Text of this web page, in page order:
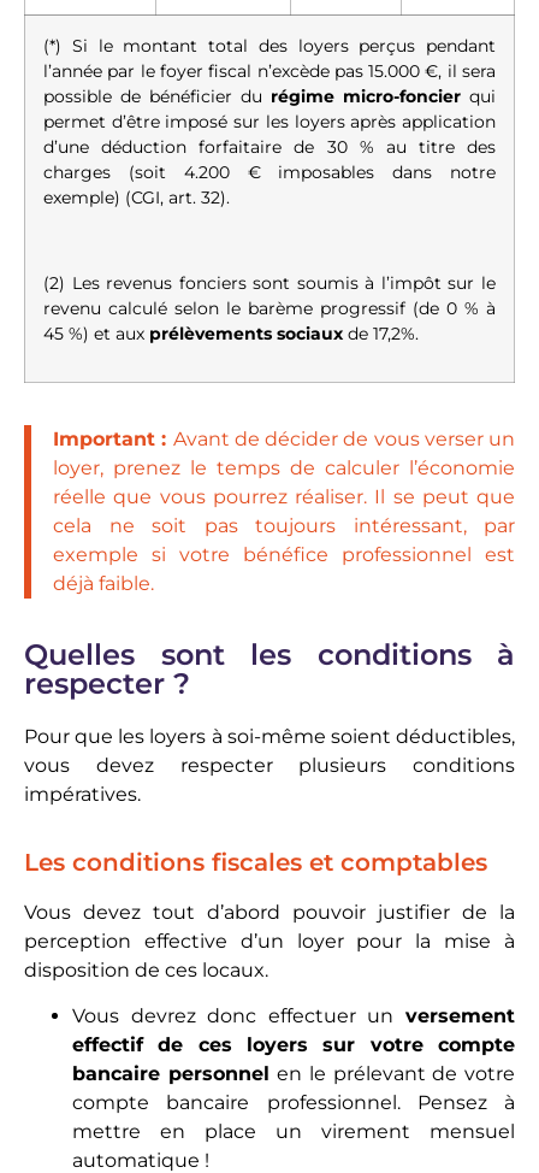
(*) Si le montant total des loyers perçus pendant
l’année par le foyer fiscal n’excède pas 15.000 €, il sera
possible de bénéficier du régime micro-foncier qui
permet d’être imposé sur les loyers après application
d’une déduction forfaitaire de 30 % au titre des
charges (soit 4.200 € imposables dans notre
exemple) (CGI, art. 32).
(2) Les revenus fonciers sont soumis à l’impôt sur le
revenu calculé selon le barème progressif (de 0 % à
45 %) et aux prélèvements sociaux de 17,2%.
Important : Avant de décider de vous verser un
loyer, prenez le temps de calculer l’économie
réelle que vous pourrez réaliser. Il se peut que
cela ne soit pas toujours intéressant, par
exemple si votre bénéfice professionnel est
déjà faible.
Quelles sont les conditions à
respecter ?
Pour que les loyers à soi-même soient déductibles,
vous devez respecter plusieurs conditions
impératives.
Les conditions fiscales et comptables
Vous devez tout d’abord pouvoir justifier de la
perception effective d’un loyer pour la mise à
disposition de ces locaux.
Vous devrez donc effectuer un versement
effectif de ces loyers sur votre compte
bancaire personnelen le prélevant de votre
compte bancaire professionnel. Pensez à
mettre en place un virement mensuel
automatique !